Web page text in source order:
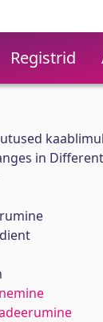
Registrid
in